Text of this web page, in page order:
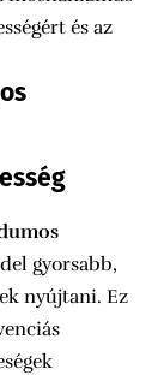
és az
gyorsabb,
nyújtani. Ez